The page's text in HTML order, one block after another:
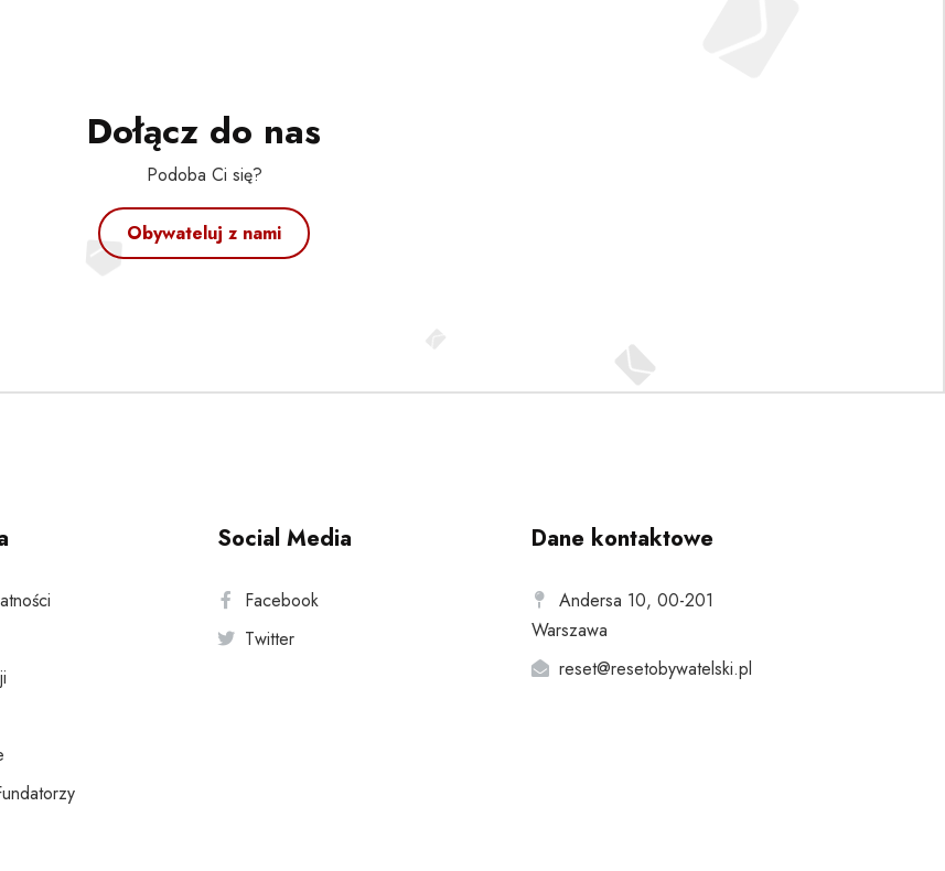
Dołącz do nas
Podoba Ci się?
Obywateluj z nami
Social Media
Facebook
Twitter
Dane kontaktowe
Andersa 10, 00-201
Warszawa
reset@resetobywatelski.pl